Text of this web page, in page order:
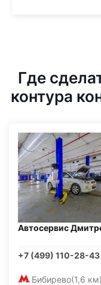
Где
контура
Автосервис
+7 (499) 110-28-43
Бибирево(1,6 км)